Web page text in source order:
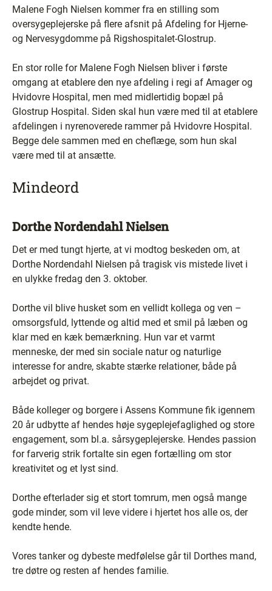
Malene Fogh Nielsen kommer fra en stilling som
oversygeplejerske på flere afsnit på Afdeling for Hjerne-
og Nervesygdomme på Rigshospitalet-Glostrup.
En stor rolle for Malene Fogh Nielsen bliver i første
omgang at etablere den nye afdeling i regi af Amager og
Hvidovre Hospital, men med midlertidig bopæl på
Glostrup Hospital. Siden skal hun være med til at etablere
afdelingen i nyrenoverede rammer på Hvidovre Hospital.
Begge dele sammen med en cheflæge, som hun skal
være med til at ansætte.
Mindeord
Dorthe Nordendahl Nielsen
Det er med tungt hjerte, at vi modtog beskeden om, at
Dorthe Nordendahl Nielsen på tragisk vis mistede livet i
en ulykke fredag den 3. oktober.
Dorthe vil blive husket som en vellidt kollega og ven –
omsorgsfuld, lyttende og altid med et smil på læben og
klar med en kæk bemærkning. Hun var et varmt
menneske, der med sin sociale natur og naturlige
interesse for andre, skabte stærke relationer, både på
arbejdet og privat.
Både kolleger og borgere i Assens Kommune fik igennem
20 år udbytte af hendes høje sygeplejefaglighed og store
engagement, som bl.a. sårsygeplejerske. Hendes passion
for farverig strik fortalte sin egen fortælling om stor
kreativitet og et lyst sind.
Dorthe efterlader sig et stort tomrum, men også mange
gode minder, som vil leve videre i hjertet hos alle os, der
kendte hende.
Vores tanker og dybeste medfølelse går til Dorthes mand,
tre døtre og resten af hendes familie.